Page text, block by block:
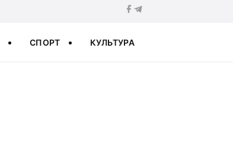
СПОРТ КУЛЬТУРА